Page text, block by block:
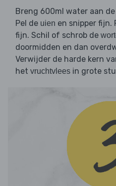
Breng 600ml water aan
Pel de uien en snipper fijn.
fijn. Schil of schrob de
doormidden en dan
Verwijder de harde kern
het vruchtvlees in grote